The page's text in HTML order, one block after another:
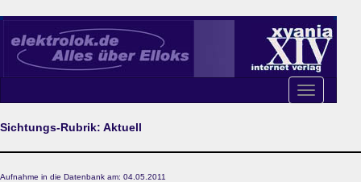
Toggle
navigation
Sichtungs-Rubrik: Aktuell
Aufnahme in die Datenbank am: 04.05.2011